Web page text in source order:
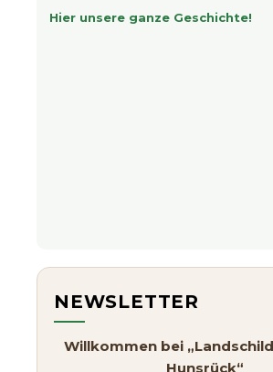
Hier unsere ganze Geschichte!
NEWSLETTER
Willkommen bei
Hunsrück“